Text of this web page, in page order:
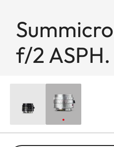
f/2 ASPH.